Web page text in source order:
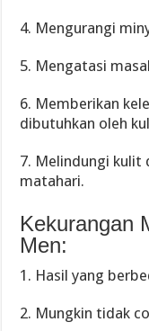
4. Mengurangi
5. Mengatasi
6. Memberikan
dibutuhkan oleh
7. Melindungi kulit
matahari.
Kekurangan
Men:
1. Hasil yang
2. Mungkin tidak